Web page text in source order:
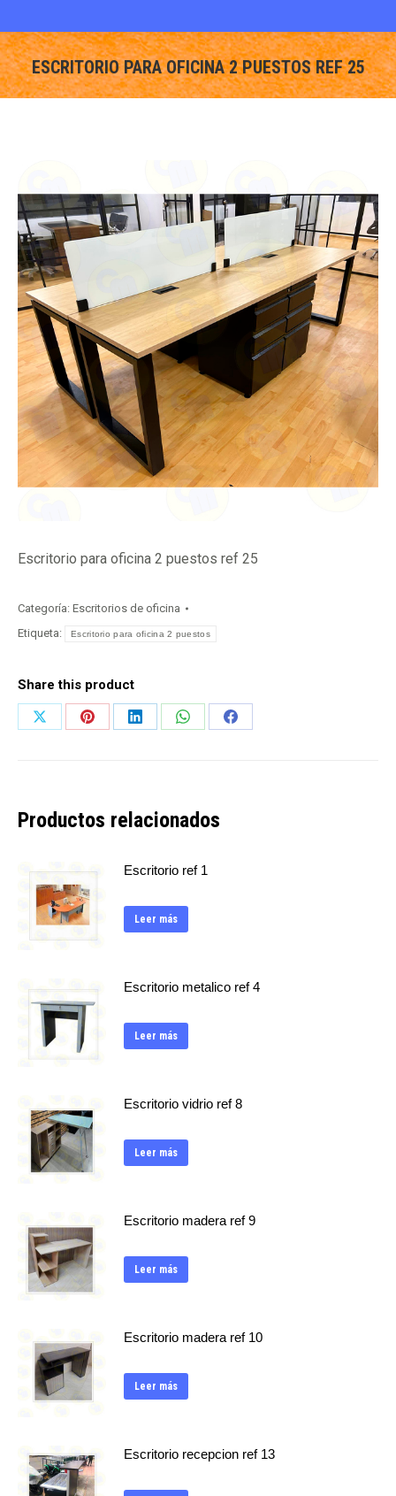
ESCRITORIO PARA OFICINA 2 PUESTOS REF 25
You are here:
Escritorio para oficina 2 puestos ref 25
Categoría: Escritorios de oficina
Etiqueta:
Escritorio para oficina 2 puestos
Share this product
Share
Share
Share
Share
Share
Productos relacionados
Escritorio ref 1
Leer más
Escritorio metalico ref 4
Leer más
Escritorio vidrio ref 8
Leer más
Escritorio madera ref 9
Leer más
Escritorio madera ref 10
Leer más
Escritorio recepcion ref 13